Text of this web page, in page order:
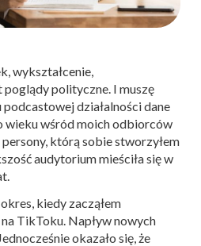
wykształcenie,
poglądy polityczne. I muszę
działalności dane
wieku wśród moich odbiorców
którą sobie stworzyłem
audytorium mieściła się w
kiedy zacząłem
TikToku. Napływ nowych
okazało się, że